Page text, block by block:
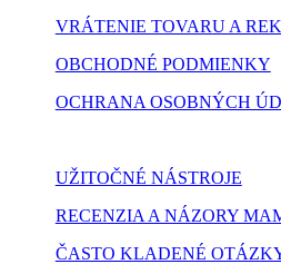
VRÁTENIE TOVARU A
OBCHODNÉ PODMIENKY
OCHRANA OSOBNÝCH
UŽITOČNÉ NÁSTROJE
RECENZIA A NÁZORY
ČASTO KLADENÉ